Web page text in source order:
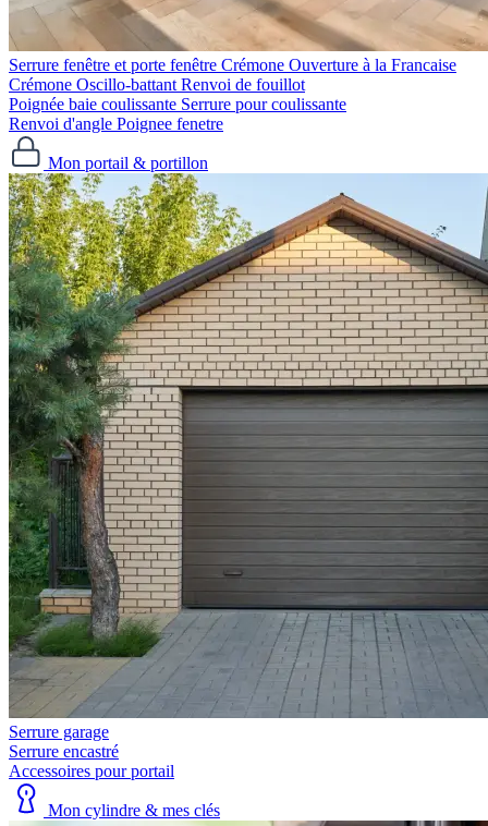
Serrure fenêtre et porte fenêtre
Crémone Ouverture à la Francaise
Crémone Oscillo-battant Renvoi de fouillot
Poignée baie coulissante Serrure pour coulissante
Renvoi d'angle Poignee fenetre
Mon portail & portillon
Serrure garage
Serrure encastré
Accessoires pour portail
Mon cylindre & mes clés